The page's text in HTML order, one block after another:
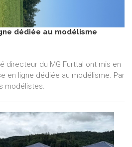
dédiée au modélisme
directeur du MG Furttal ont mis en
en ligne dédiée au modélisme. Par
modélistes.